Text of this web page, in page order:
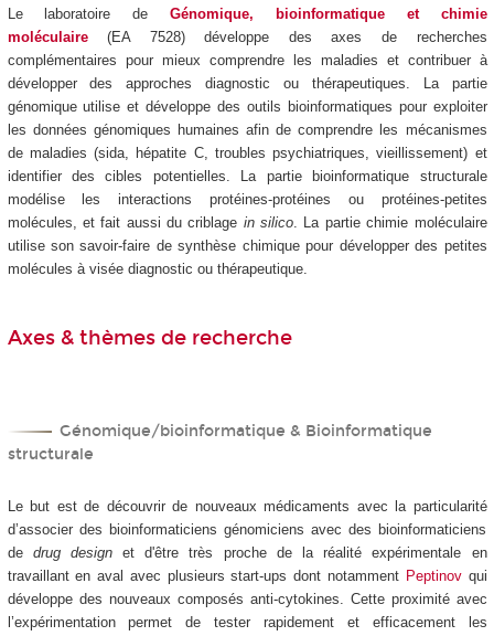
Le laboratoire deGénomique, bioinformatique et chimie
moléculaire
(EA 7528) développe des axes de recherches
complémentaires pour mieux comprendre les maladies et contribuer à
développer des approches diagnostic ou thérapeutiques. La partie
génomique utilise et développe des outils bioinformatiques pour exploiter
les données génomiques humaines afin de comprendre les mécanismes
de maladies (sida, hépatite C, troubles psychiatriques, vieillissement) et
identifier des cibles potentielles. La partie bioinformatique structurale
modélise les interactions protéines-protéines ou protéines-petites
molécules, et fait aussi du criblage in silico. La partie chimie moléculaire
utilise son savoir-faire de synthèse chimique pour développer des petites
molécules à visée diagnostic ou thérapeutique.
Axes & thèmes de recherche
Génomique/bioinformatique & Bioinformatique
structurale
Le but est de découvrir de nouveaux médicaments avec la particularité
d’associer des bioinformaticiens génomiciens avec des bioinformaticiens
de drug designet d'être très proche de la réalité expérimentale en
travaillant en aval avec plusieurs start-ups dont notamment Peptinovqui
développe des nouveaux composés anti-cytokines. Cette proximité avec
l’expérimentation permet de tester rapidement et efficacement les